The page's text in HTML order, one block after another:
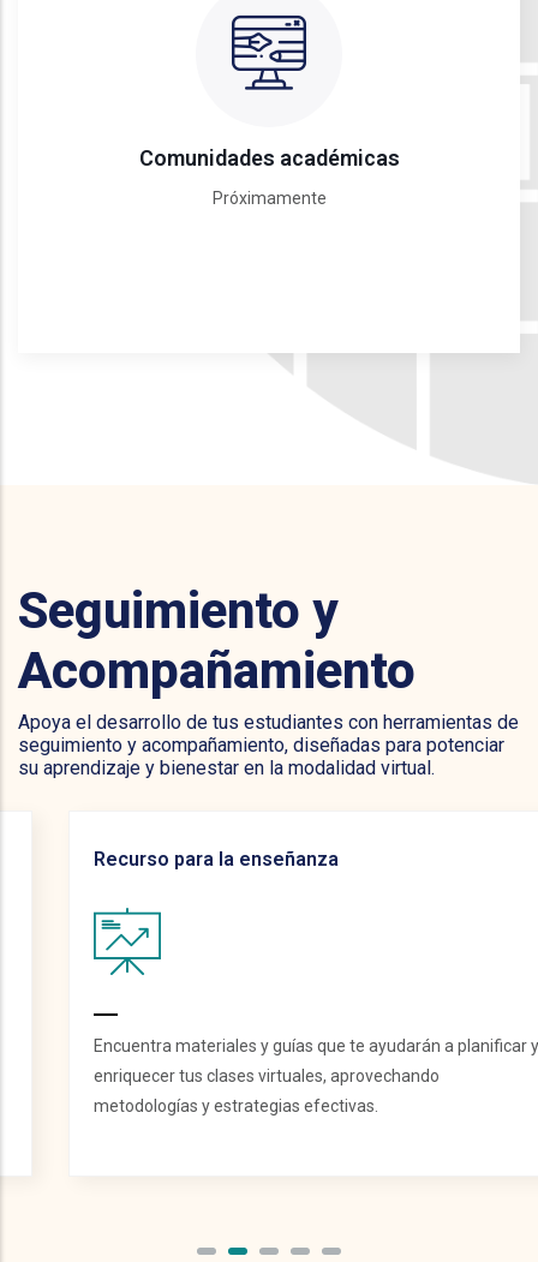
Comunidades académicas
Próximamente
Seguimiento y
Acompañamiento
Apoya el desarrollo de tus estudiantes con herramientas de
seguimiento y acompañamiento, diseñadas para potenciar
su aprendizaje y bienestar en la modalidad virtual.
Recurso para la enseñanza
Encuentra materiales y guías que te ayudarán a planificar y
enriquecer tus clases virtuales, aprovechando
metodologías y estrategias efectivas.